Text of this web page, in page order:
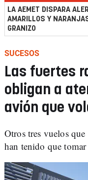
LA AEMET DISPARA
AMARILLOS Y
GRANIZO
SUCESOS
Las fuertes
obligan a
avión que
Otros tres vuelos
han tenido que